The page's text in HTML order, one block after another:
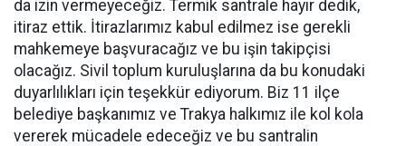
da izin vermeyeceğiz. Termik santrale hayır dedik,
itiraz ettik. İtirazlarımız kabul edilmez ise gerekli
mahkemeye başvuracağız ve bu işin takipçisi
olacağız. Sivil toplum kuruluşlarına da bu konudaki
duyarlılıkları için teşekkür ediyorum. Biz 11 ilçe
belediye başkanımız ve Trakya halkımız ile kol kola
vererek mücadele edeceğiz ve bu santralin